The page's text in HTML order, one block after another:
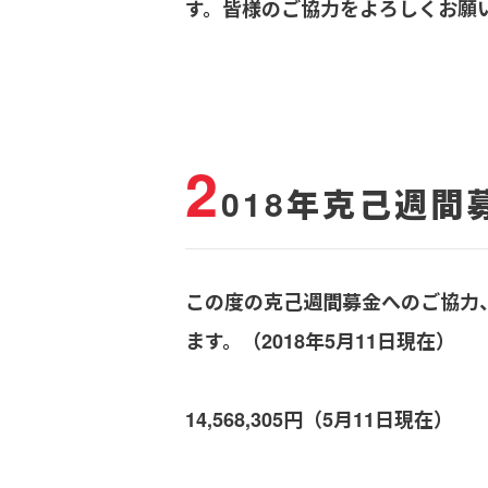
す。皆様のご協力をよろしくお願
2018年克己週間
この度の克己週間募金へのご協
ます。
（2018年5月11日現在）
14,568,305円（5月11日現在）